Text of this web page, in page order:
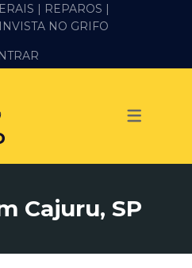
| REPAROS |
NO GRIFO
Cajuru, SP